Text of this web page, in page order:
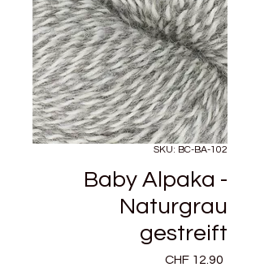
SKU: BC-BA-102
Baby Alpaka -
Naturgrau
gestreift
CHF 12.90